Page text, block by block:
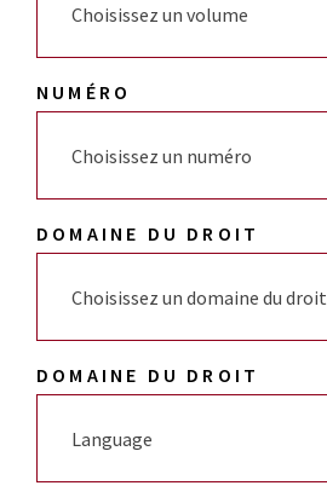
Choisissez un volume
NUMÉRO
Choisissez un numéro
DOMAINE DU DROIT
Choisissez un domaine du droit
DOMAINE DU DROIT
Language